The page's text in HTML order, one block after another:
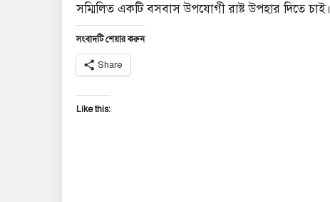
সম্মিলিত একটি বসবাস উপযোগী রাষ্ট উপহার দিতে চাই।
সংবাদটি শেয়ার করুন
Share
Like this: